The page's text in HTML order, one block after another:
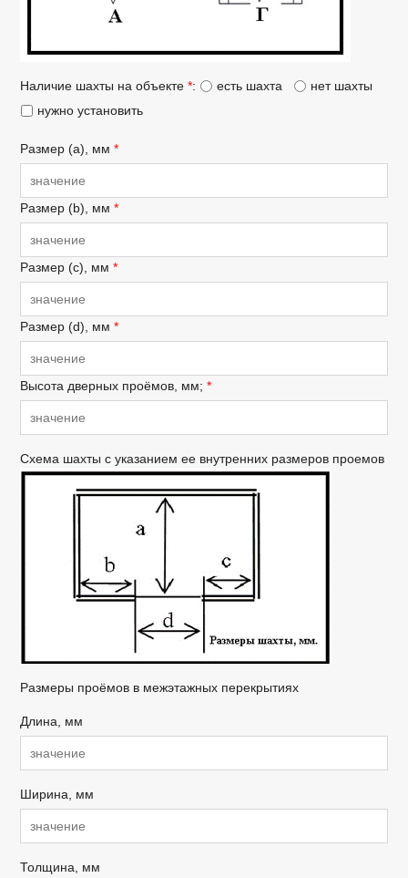
Наличие шахты на объекте*: есть шахта
нет шахты
нужно установить
Размер (a), мм*
Размер (b), мм*
Размер (c), мм*
Размер (d), мм*
Высота дверных проёмов, мм;*
Схема шахты с указанием ее внутренних размеров проемов
Размеры проёмов в межэтажных перекрытиях
Длина, мм
Ширина, мм
Толщина, мм